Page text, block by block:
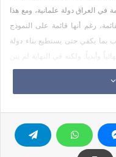
في العراق دولة علمانية، ومع هذا
رغم أنها قائمة على النموذج
بما يكفي حتى يستطيع بناء دولة
وأبدياً. ولكنه في النهاية لم يبن
غير قادر على الخروج منها، أو
من داخل المجتمع نفسه، وتحاول